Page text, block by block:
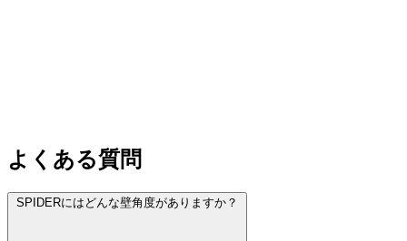
よくある質問
SPIDERにはどんな壁角度がありますか？